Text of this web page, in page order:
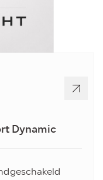
Dynamic